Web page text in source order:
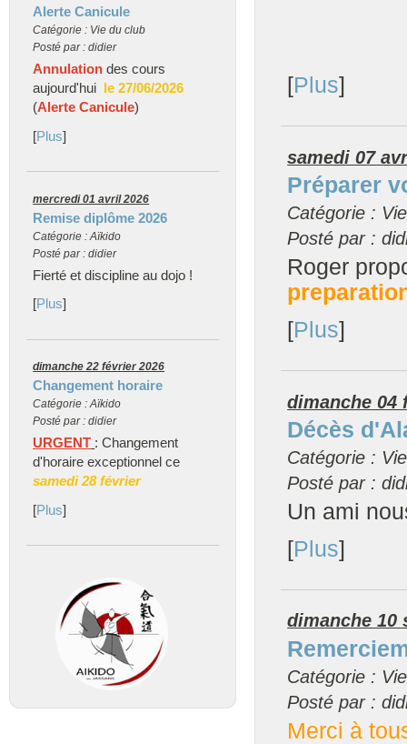
Alerte Canicule
Catégorie : Vie du club
Posté par : didier
Annulation des cours
aujourd'hui le 27/06/2026
(Alerte Canicule)
[Plus]
mercredi 01 avril 2026
Remise diplôme 2026
Catégorie : Aïkido
Posté par : didier
Fierté et discipline au dojo !
[Plus]
dimanche 22 février 2026
Changement horaire
Catégorie : Aïkido
Posté par : didier
URGENT : Changement
d'horaire exceptionnel ce
samedi 28 février
[Plus]
[Plus]
samedi 07
Préparer
Catégorie :
Posté par :
Roger
[Plus]
dimanche 04
Décès
Catégorie :
Posté par :
Un ami
[Plus]
dimanche 10
Catégorie :
Posté par :
Merci à